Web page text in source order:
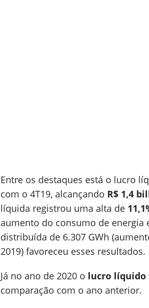
Entre os destaques está o lucro
com o 4T19, alcançando R$ 1,4
líquida registrou uma alta de
aumento do consumo de energia
distribuída de 6.307 GWh
2019) favoreceu esses resultados.
Já no ano de 2020 o lucro líquido
comparação com o ano anterior.